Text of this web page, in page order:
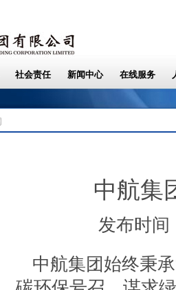
中航集
发布时间
中航集团始终秉